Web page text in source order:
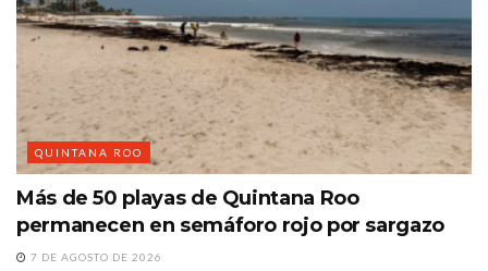
QUINTANA ROO
Más de 50 playas de Quintana Roo
permanecen en semáforo rojo por sargazo
7 DE AGOSTO DE 2026